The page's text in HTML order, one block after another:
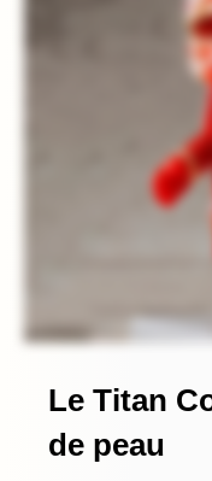
Le Titan
de peau